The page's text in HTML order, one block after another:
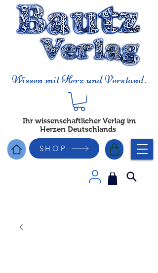
Wissen mit Herz und Verstand.
Ihr wissenschaftlicher Verlag im
Herzen Deutschlands
SHOP